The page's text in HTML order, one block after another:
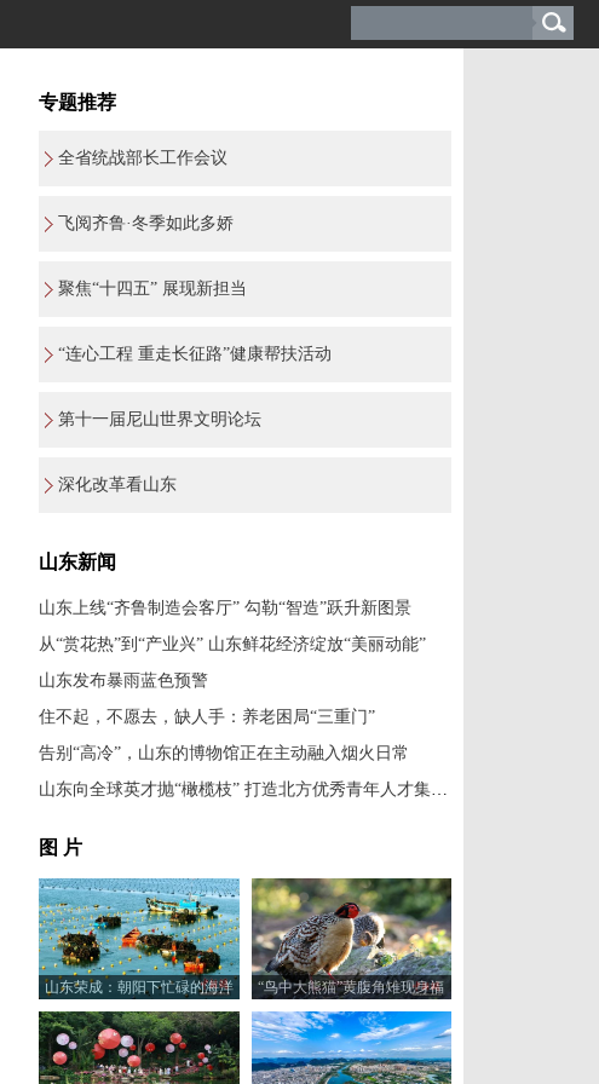
专题推荐
全省统战部长工作会议
飞阅齐鲁·冬季如此多娇
聚焦“十四五” 展现新担当
“连心工程 重走长征路”健康帮扶活动
第十一届尼山世界文明论坛
深化改革看山东
山东新闻
山东上线“齐鲁制造会客厅” 勾勒“智造”跃升新图景
从“赏花热”到“产业兴” 山东鲜花经济绽放“美丽动能”
山东发布暴雨蓝色预警
住不起，不愿去，缺人手：养老困局“三重门”
告别“高冷”，山东的博物馆正在主动融入烟火日常
山东向全球英才抛“橄榄枝” 打造北方优秀青年人才集聚区
图 片
山东荣成：朝阳下忙碌的海洋
牧场
“鸟中大熊猫”黄腹角雉现身福
建建瓯